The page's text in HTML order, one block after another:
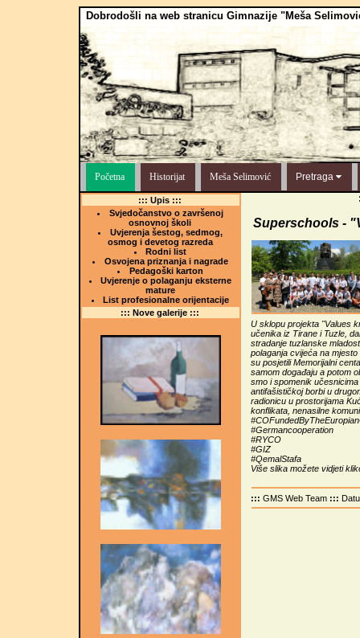
Dobrodošli na web stranicu Gimnazije "Meša
Početna Historijat Meša Selimović Pretraga
::: Upis :::
Svjedočanstvo o završenoj
osnovnoj školi
Uvjerenja šestog, sedmog,
osmog i devetog razreda
Rodni list
Osvojena priznanja i nagrade
Pedagoški karton
Uvjerenje o polaganju eksterne
mature
List profesionalne orijentacije
::: Nove galerije :::
Superschools -
U sklopu projekta "Values
učenika iz Tirane i Tuzle,
stradanje tuzlanske
polaganja cvijeća na
su posjetili Memorijalni
samom događaju a potom
smo i spomenik
antifašističkoj borbi u
radionicu u prostorijama
konflikata, nenasilne
#Germancooperation
#RYCO
#GIZ
#QemalStafa
Više slika možete vidjeti
:::GMS Web Team :::